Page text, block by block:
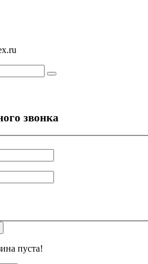
звонка
пуста!